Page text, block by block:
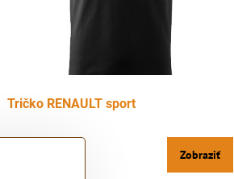
Tričko RENAULT sport
Zobraziť